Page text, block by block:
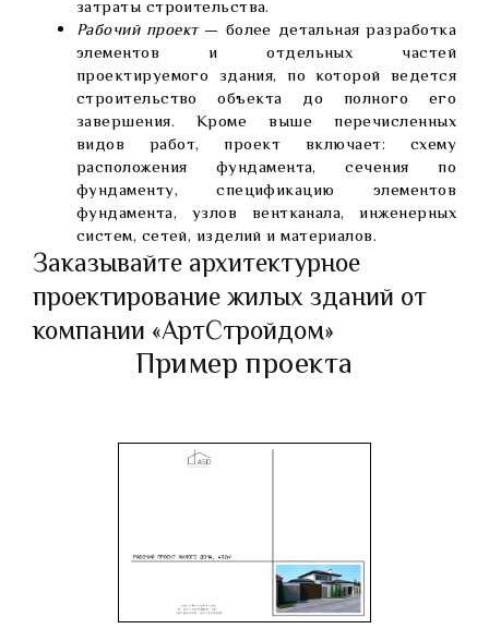
затраты строительства.
Рабочий проект— более детальная разработка
элементов и отдельных частей
проектируемого здания, по которой ведется
строительство объекта до полного его
завершения. Кроме выше перечисленных
видов работ, проект включает: схему
расположения фундамента, сечения по
фундаменту, спецификацию элементов
фундамента, узлов вентканала, инженерных
систем, сетей, изделий и материалов.
Заказывайте архитектурное
проектирование жилых зданий от
компании «АртСтройдом»
Пример проекта